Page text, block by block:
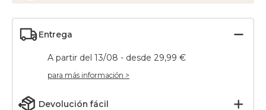
Entrega
A partir del 13/08 - desde 29,99 €
para más información >
Devolución fácil